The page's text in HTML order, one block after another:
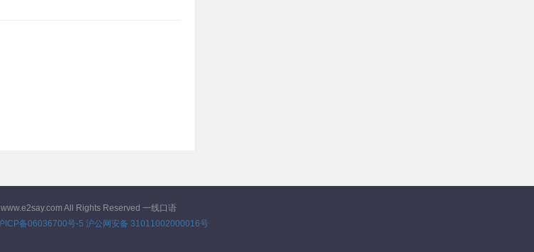
All Rights Reserved 一线口语
ICP备06036700号-5 沪公网安备 31011002000016号